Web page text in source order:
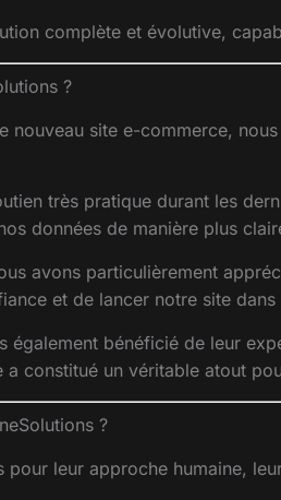
complète et évolutive,
?
nouveau site e-commerce,
très pratique durant les
données de manière plus
avons particulièrement
et de lancer notre site
également bénéficié de leur
a constitué un véritable atout
?
pour leur approche humaine,